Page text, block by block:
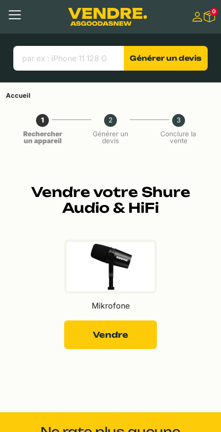
Contenu principal
Menu
Liens utiles
0
Générer un devis
Accueil
1
Rechercher
un appareil
2
Générer un
devis
3
Conclure la
vente
Vendre votre Shure
Audio & HiFi
Mikrofone
Vendre